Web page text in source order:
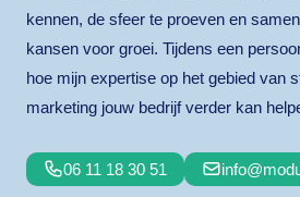
kennen, de sfeer te proeven en
kansen voor groei. Tijdens een
hoe mijn expertise op het gebied van
marketing jouw bedrijf verder kan
06 11 18 30 51